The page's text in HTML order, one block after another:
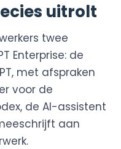
uitrolt
twee
Enterprise: de
met afspraken
voor de
de AI-assistent
aan